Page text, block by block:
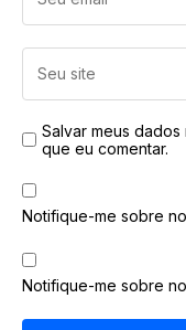
Salvar meus
que eu comentar.
Notifique-me sobre
Notifique-me sobre